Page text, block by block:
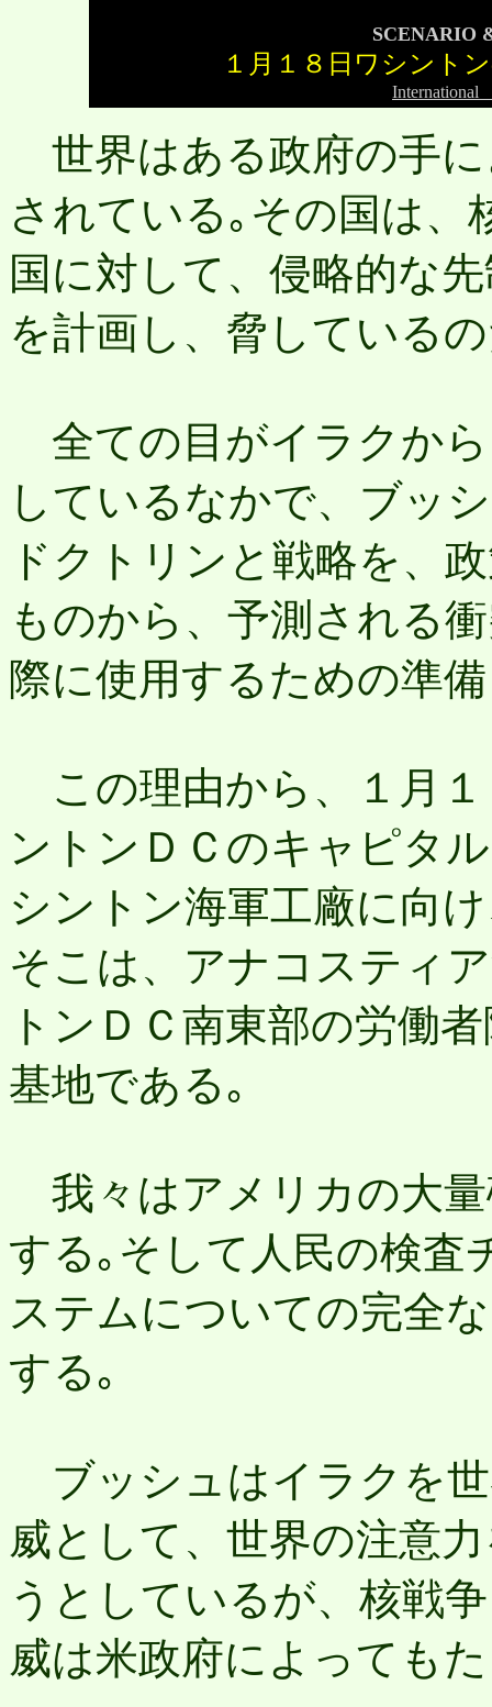
SCENARIO
１月１８日ワシント
世界はある政府の手
されている｡その国は、
国に対して、侵略的な
を計画し、脅している
全ての目がイラクか
しているなかで、ブッ
ドクトリンと戦略を、
ものから、予測される
際に使用するための準
この理由から、１月
ントンＤＣのキャピタ
シントン海軍工廠に向
そこは、アナコスティ
トンＤＣ南東部の労働
基地である｡
我々はアメリカの大
する｡そして人民の検査
ステムについての完全
する｡
ブッシュはイラクを
威として、世界の注意
うとしているが、核戦
威は米政府によっても